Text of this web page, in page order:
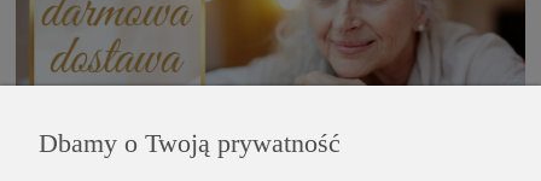
Dbamy o Twoją prywatność